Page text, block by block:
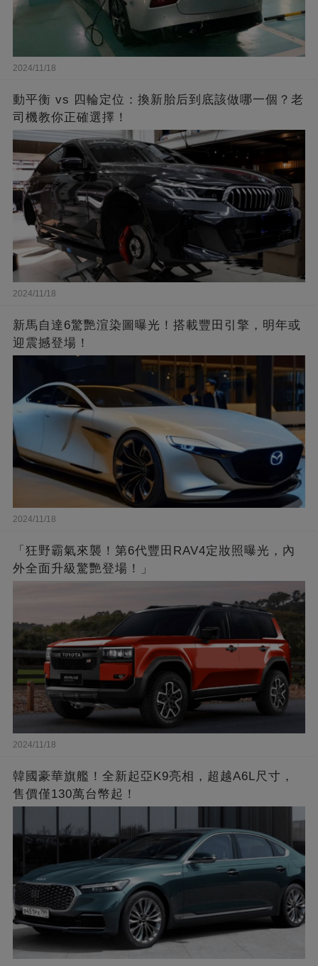
2024/11/18
動平衡 vs 四輪定位：換新胎后到底該做哪一個？老
司機教你正確選擇！
2024/11/18
新馬自達6驚艷渲染圖曝光！搭載豐田引擎，明年或
迎震撼登場！
2024/11/18
「狂野霸氣來襲！第6代豐田RAV4定妝照曝光，內
外全面升級驚艷登場！」
2024/11/18
韓國豪華旗艦！全新起亞K9亮相，超越A6L尺寸，
售價僅130萬台幣起！